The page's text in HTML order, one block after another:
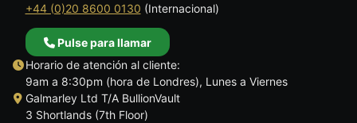
+44 (0)20 8600 0130 (Internacional)
Pulse para llamar
Horario de atención al cliente:
9am a 8:30pm (hora de Londres), Lunes a Viernes
Galmarley Ltd T/A BullionVault
3 Shortlands (7th Floor)